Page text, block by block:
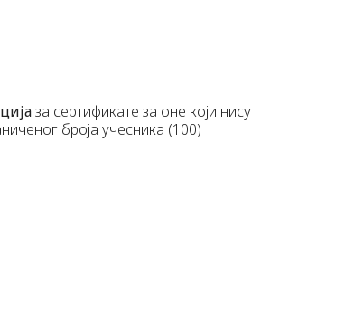
за сертификате за оне који нису
броја учесника (100)